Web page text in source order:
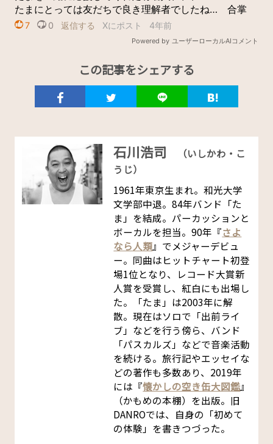
この記事をシェアする
石川浩司
（いしかわ・こ
うじ）
1961年東京生まれ。和光大学
文学部中退。84年バンド「た
ま」を結成。パーカッションと
ボーカルを担当。90年『さよ
なら人類』でメジャーデビュ
ー。同曲はヒットチャート初登
場1位となり、レコード大賞新
人賞を受賞し、紅白にも出場し
た。「たま」は2003年に解
散。現在はソロで「出前ライ
ブ」などを行う傍ら、バンド
「パスカルズ」などで音楽活動
を続ける。旅行記やエッセイな
どの著作も多数あり、2019年
には『懐かしの空き缶大図鑑』
（かもめの本棚）を出版。旧
DANROでは、自身の「初めて
の体験」を書きつづった。